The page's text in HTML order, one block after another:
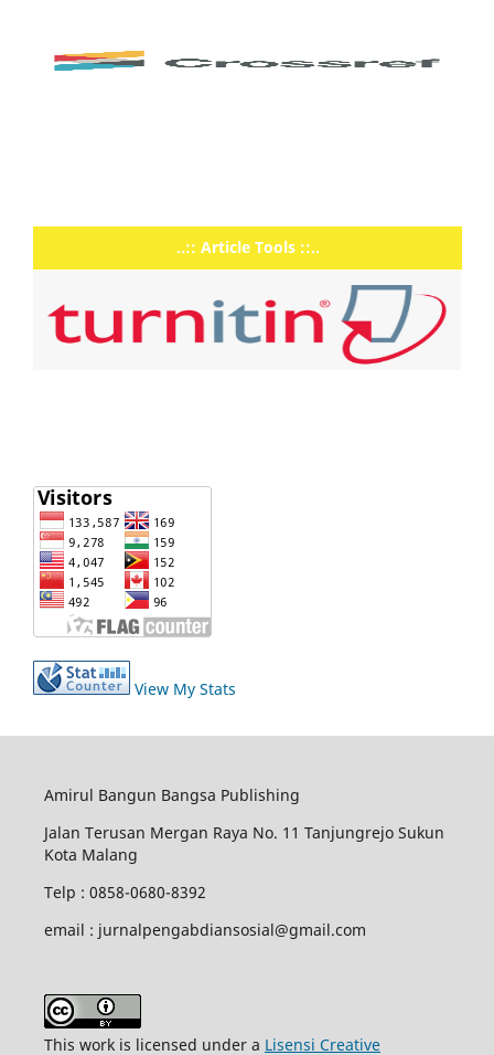
..:: Article Tools ::..
View My Stats
Amirul Bangun Bangsa Publishing
Jalan Terusan Mergan Raya No. 11 Tanjungrejo Sukun
Kota Malang
Telp : 0858-0680-8392
email : jurnalpengabdiansosial@gmail.com
This work is licensed under a Lisensi Creative